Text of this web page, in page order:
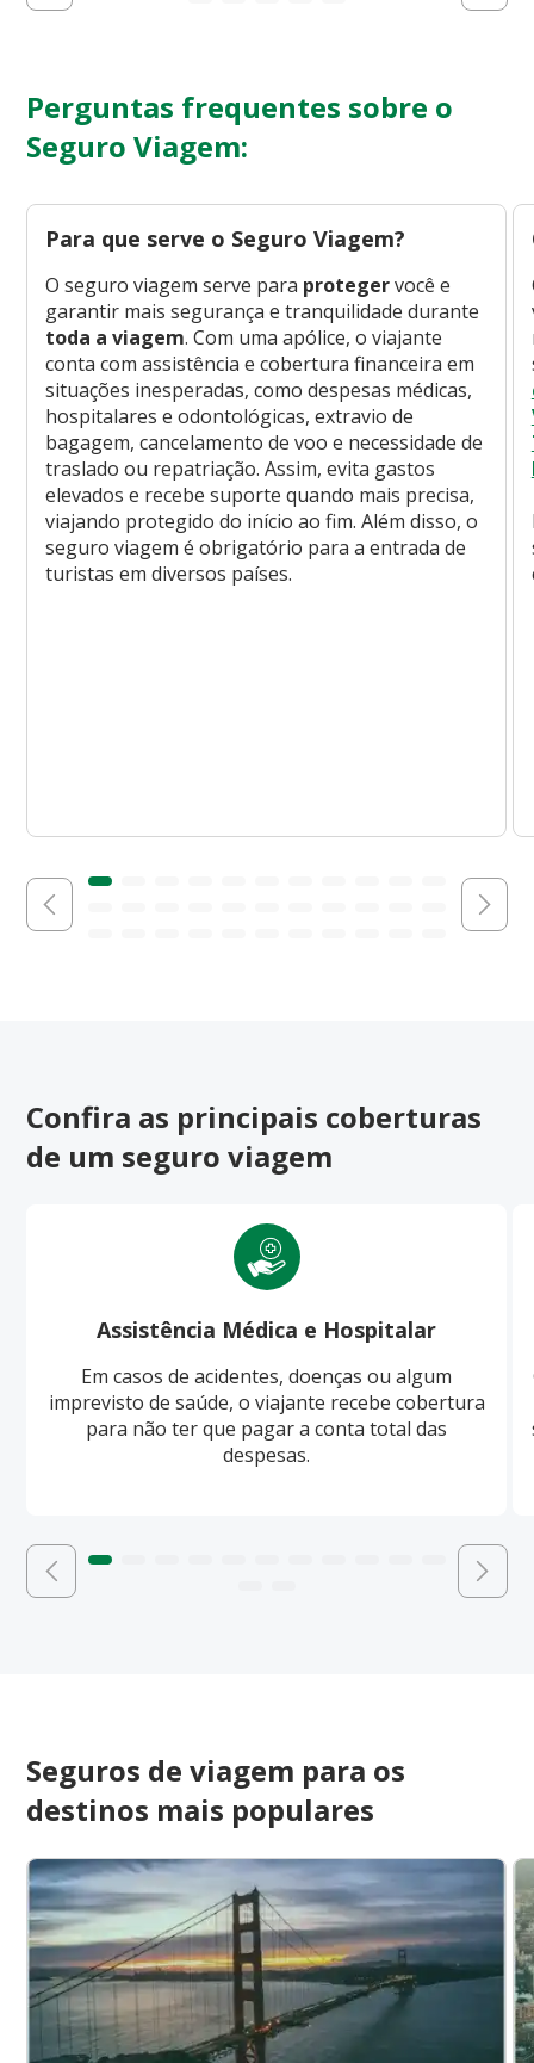
Perguntas frequentes sobre o
Seguro Viagem:
Para que serve o Seguro Viagem?
O seguro viagem serve para protegervocê e
garantir mais segurança e tranquilidade durante
toda a viagem. Com uma apólice, o viajante
conta com assistência e cobertura financeira em
situações inesperadas, como despesas médicas,
hospitalares e odontológicas, extravio de
bagagem, cancelamento de voo e necessidade de
traslado ou repatriação. Assim, evita gastos
elevados e recebe suporte quando mais precisa,
viajando protegido do início ao fim. Além disso, o
seguro viagem é obrigatório para a entrada de
turistas em diversos países.
Confira as principais coberturas
de um seguro viagem
Assistência Médica e Hospitalar
Em casos de acidentes, doenças ou algum
imprevisto de saúde, o viajante recebe cobertura
para não ter que pagar a conta total das
despesas.
Seguros de viagem para os
destinos mais populares